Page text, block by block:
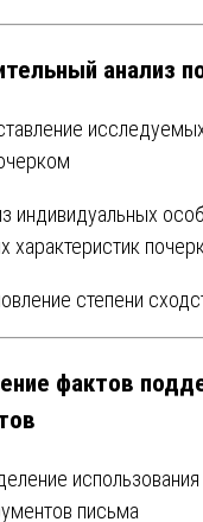
анализ
индивидуальных
характеристик
степени
фактов
письма